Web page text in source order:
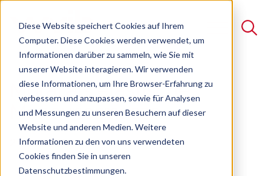
Diese Website speichert Cookies auf Ihrem
Computer. Diese Cookies werden verwendet, um
Informationen darüber zu sammeln, wie Sie mit
unserer Website interagieren. Wir verwenden
diese Informationen, um Ihre Browser-Erfahrung zu
verbessern und anzupassen, sowie für Analysen
und Messungen zu unseren Besuchern auf dieser
Website und anderen Medien. Weitere
Informationen zu den von uns verwendeten
Cookies finden Sie in unseren
Datenschutzbestimmungen.
Suche
Es gibt keine Vorschläge, da das Suchfeld leer ist.
Moral als elastische
Manövriermasse
27.06.2025